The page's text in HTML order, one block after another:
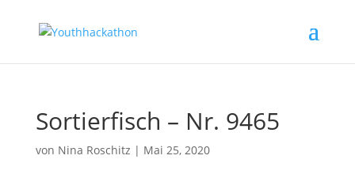
Sortierfisch – Nr. 9465
von Nina Roschitz | Mai 25, 2020